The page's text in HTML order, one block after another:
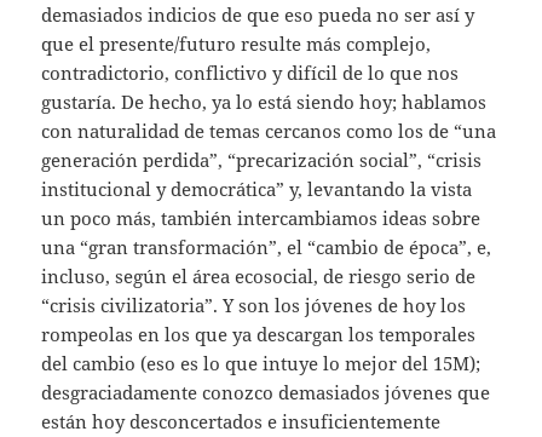
demasiados indicios de que eso pueda no ser así y
que el presente/futuro resulte más complejo,
contradictorio, conflictivo y difícil de lo que nos
gustaría. De hecho, ya lo está siendo hoy; hablamos
con naturalidad de temas cercanos como los de “una
generación perdida”, “precarización social”, “crisis
institucional y democrática” y, levantando la vista
un poco más, también intercambiamos ideas sobre
una “gran transformación”, el “cambio de época”, e,
incluso, según el área ecosocial, de riesgo serio de
“crisis civilizatoria”. Y son los jóvenes de hoy los
rompeolas en los que ya descargan los temporales
del cambio (eso es lo que intuye lo mejor del 15M);
desgraciadamente conozco demasiados jóvenes que
están hoy desconcertados e insuficientemente